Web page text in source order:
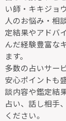
い師・キキジョ
人のお悩み・相
定結果やアドバ
んだ経験豊富な
ます。
多数の占いサー
安心ポイントも
談内容や鑑定結
占い、話し相手
ください。